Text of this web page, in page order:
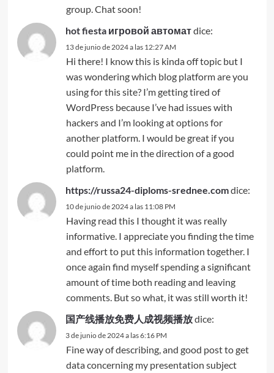
group. Chat soon!
hot fiesta игровой автоматdice:
13 de junio de 2024 a las 12:27 AM
Hi there! I know this is kinda off topic but I
was wondering which blog platform are you
using for this site? I’m getting tired of
WordPress because I’ve had issues with
hackers and I’m looking at options for
another platform. I would be great if you
could point me in the direction of a good
platform.
https://russa24-diploms-srednee.comdice:
10 de junio de 2024 a las 11:08 PM
Having read this I thought it was really
informative. I appreciate you finding the time
and effort to put this information together. I
once again find myself spending a significant
amount of time both reading and leaving
comments. But so what, it was still worth it!
国产线播放免费人成视频播放dice:
3 de junio de 2024 a las 6:16 PM
Fine way of describing, and good post to get
data concerning my presentation subject